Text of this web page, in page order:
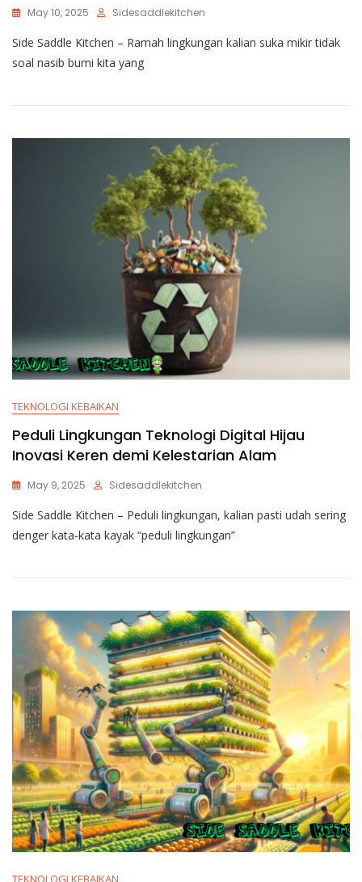
May 10, 2025 Sidesaddlekitchen
Side Saddle Kitchen – Ramah lingkungan kalian suka mikir tidak
soal nasib bumi kita yang
TEKNOLOGI KEBAIKAN
Peduli Lingkungan Teknologi Digital Hijau
Inovasi Keren demi Kelestarian Alam
May 9, 2025 Sidesaddlekitchen
Side Saddle Kitchen – Peduli lingkungan, kalian pasti udah sering
denger kata-kata kayak “peduli lingkungan”
TEKNOLOGI KEBAIKAN